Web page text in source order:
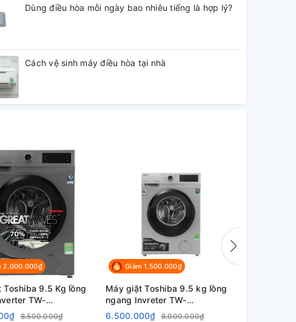
Dùng điều hòa mỗi ngày bao nhiêu tiếng là hợp lý?
Cách vệ sinh máy điều hòa tại nhà
2.000.000₫
Toshiba 9.5 Kg lồng
TW-
8.500.000₫
Giảm 1.500.000₫
Máy giặt Toshiba 9.5 kg lồng
ngang Invreter TW-
BK95S3V(SK)
6.500.000₫ 8.000.000₫